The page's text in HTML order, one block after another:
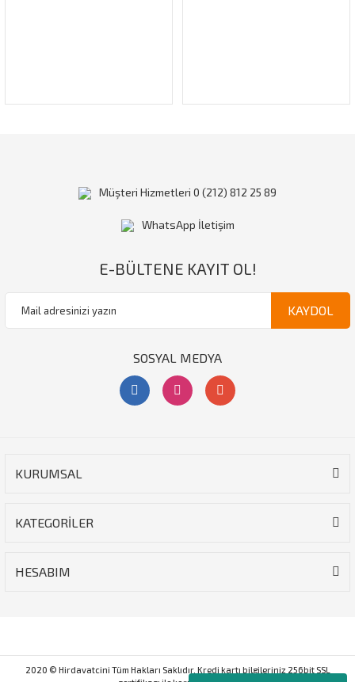
KURUMSAL
KATEGORİLER
HESABIM
Müşteri Hizmetleri 0 (212) 812 25 89
WhatsApp İletişim
E-BÜLTENE KAYIT OL!
KAYDOL
SOSYAL MEDYA
2020 © Hirdavatcini Tüm Hakları Saklıdır. Kredi kartı bilgileriniz 256bit SSL